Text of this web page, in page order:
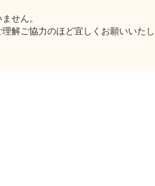
せん。
解ご協力のほど宜しくお願いいたし